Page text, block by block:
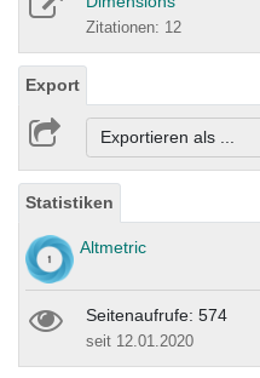
Zitationen: 12
Export
Exportieren als ...
Statistiken
Altmetric
Seitenaufrufe: 574
seit 12.01.2020